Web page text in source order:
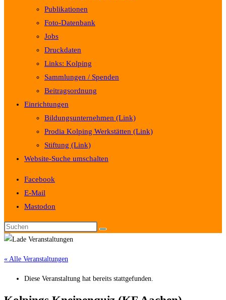
Publikationen
Foto-Datenbank
Jobs
Druckdaten
Links: Kolping
Sammlungen / Spenden
Beitragsordnung
Einrichtungen
Bildungsunternehmen (Link)
Prodia Kolping Werkstätten (Link)
Stiftung (Link)
Website-Suche umschalten
Facebook
E-Mail
Mastodon
« Alle Veranstaltungen
Diese Veranstaltung hat bereits stattgefunden.